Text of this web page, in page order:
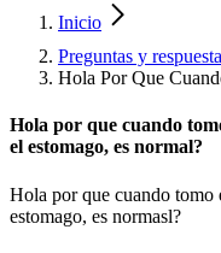
Inicio
Preguntas y
Hola Por Que
Hola por que cuando
el estomago, es normal?
Hola por que cuando tomo
estomago, es normasl?